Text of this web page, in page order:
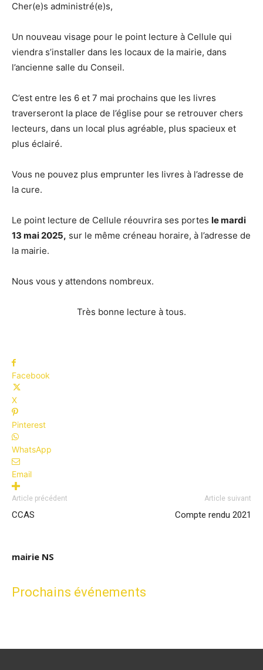
Cher(e)s administré(e)s,
Un nouveau visage pour le point lecture à Cellule qui
viendra s’installer dans les locaux de la mairie, dans
l’ancienne salle du Conseil.
C’est entre les 6 et 7 mai prochains que les livres
traverseront la place de l’église pour se retrouver chers
lecteurs, dans un local plus agréable, plus spacieux et
plus éclairé.
Vous ne pouvez plus emprunter les livres à l’adresse de
la cure.
Le point lecture de Cellule réouvrira ses portes le mardi
13 mai 2025, sur le même créneau horaire, à l’adresse de
la mairie.
Nous vous y attendons nombreux.
Très bonne lecture à tous.
Facebook
X
Pinterest
WhatsApp
Email
Article précédent
CCAS
Article suivant
Compte rendu 2021
mairie NS
Prochains événements